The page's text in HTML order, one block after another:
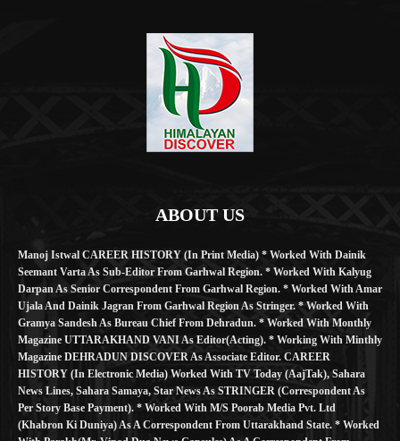
ABOUT US
Manoj Istwal CAREER HISTORY (in Print Media) * Worked With Dainik
Seemant Varta As Sub-Editor From Garhwal Region. * Worked With Kalyug
Darpan As Senior Correspondent From Garhwal Region. * Worked With Amar
Ujala And Dainik Jagran From Garhwal Region As Stringer. * Worked With
Gramya Sandesh As Bureau Chief From Dehradun. * Worked With Monthly
Magazine UTTARAKHAND VANI As Editor(Acting). * Working With Minthly
Magazine DEHRADUN DISCOVER As Associate Editor. CAREER
HISTORY (in Electronic Media) Worked With TV Today (AajTak), Sahara
News Lines, Sahara Samaya, Star News As STRINGER (Correspondent As
Per Story Base Payment). * Worked With M/S Poorab Media Pvt. Ltd
(Khabron Ki Duniya) As A Correspondent From Uttarakhand State. * Worked